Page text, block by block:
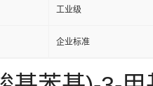
工业级
企业标准